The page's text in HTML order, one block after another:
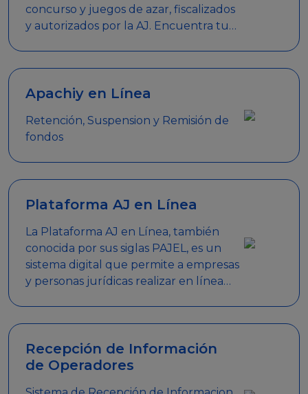
concurso y juegos de azar, fiscalizados
y autorizados por la AJ. Encuentra tus
clave.
Apachiy en Línea
Retención, Suspension y Remisión de
fondos
Plataforma AJ en Línea
La Plataforma AJ en Línea, también
conocida por sus siglas PAJEL, es un
sistema digital que permite a empresas
y personas jurídicas realizar en línea
Recepción de Información
de Operadores